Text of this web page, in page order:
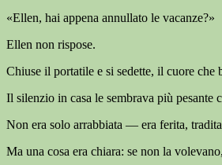
«Ellen, hai appena annullato le vacanze?»
Ellen non rispose.
Chiuse il portatile e si sedette, il cuore che
Il silenzio in casa le sembrava più pesante
Non era solo arrabbiata — era ferita,
Ma una cosa era chiara: se non la